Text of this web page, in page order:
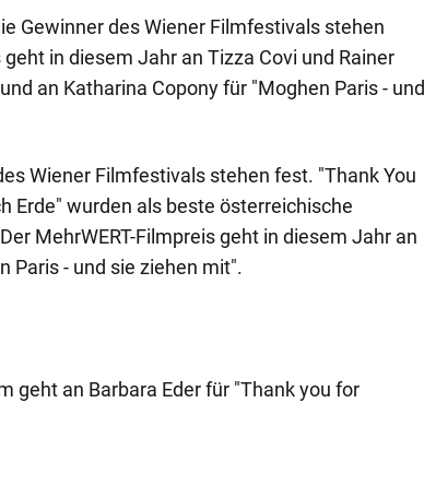
Gewinner des Wiener Filmfestivals stehen
in diesem Jahr an Tizza Covi und Rainer
an Katharina Copony für "Moghen Paris - und
Wiener Filmfestivals stehen fest. "Thank You
Erde" wurden als beste österreichische
MehrWERT-Filmpreis geht in diesem Jahr an
Paris - und sie ziehen mit".
geht an Barbara Eder für "Thank you for